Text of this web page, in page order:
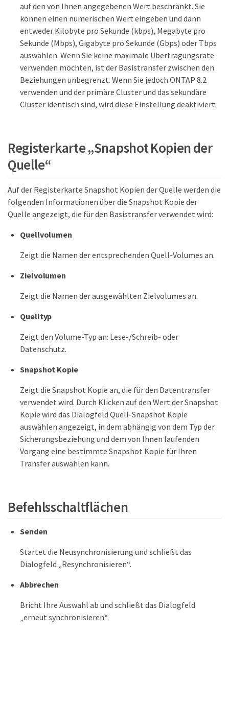
auf den von Ihnen angegebenen Wert beschränkt. Sie
können einen numerischen Wert eingeben und dann
entweder Kilobyte pro Sekunde (kbps), Megabyte pro
Sekunde (Mbps), Gigabyte pro Sekunde (Gbps) oder Tbps
auswählen. Wenn Sie keine maximale Übertragungsrate
verwenden möchten, ist der Basistransfer zwischen den
Beziehungen unbegrenzt. Wenn Sie jedoch ONTAP 8.2
verwenden und der primäre Cluster und das sekundäre
Cluster identisch sind, wird diese Einstellung deaktiviert.
Registerkarte „Snapshot Kopien der
Quelle“
Auf der Registerkarte Snapshot Kopien der Quelle werden die
folgenden Informationen über die Snapshot Kopie der
Quelle angezeigt, die für den Basistransfer verwendet wird:
Quellvolumen
Zeigt die Namen der entsprechenden Quell-Volumes an.
Zielvolumen
Zeigt die Namen der ausgewählten Zielvolumes an.
Quelltyp
Zeigt den Volume-Typ an: Lese-/Schreib- oder
Datenschutz.
Snapshot Kopie
Zeigt die Snapshot Kopie an, die für den Datentransfer
verwendet wird. Durch Klicken auf den Wert der Snapshot
Kopie wird das Dialogfeld Quell-Snapshot Kopie
auswählen angezeigt, in dem abhängig von dem Typ der
Sicherungsbeziehung und dem von Ihnen laufenden
Vorgang eine bestimmte Snapshot Kopie für Ihren
Transfer auswählen kann.
Befehlsschaltflächen
Senden
Startet die Neusynchronisierung und schließt das
Dialogfeld „Resynchronisieren“.
Abbrechen
Bricht Ihre Auswahl ab und schließt das Dialogfeld
„erneut synchronisieren“.